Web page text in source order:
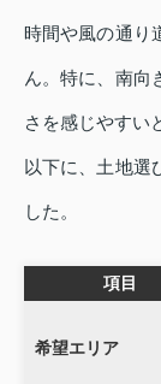
時間や風の通り
ん。特に、南向
さを感じやすい
以下に、土地選
した。
項目
希望エリア